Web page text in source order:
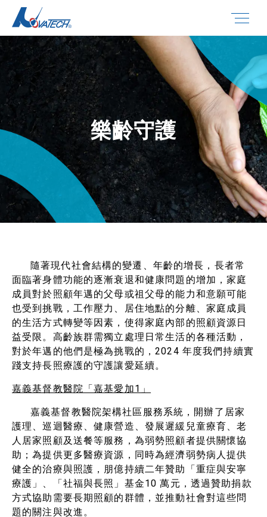
樂齡守護
隨著現代社會結構的變遷、年齡的增長，長者常
面臨著身體功能的逐漸衰退和健康問題的增加，家庭
成員對於照顧年邁的父母或祖父母的能力和意願可能
也受到挑戰，工作壓力、居住地點的分離、家庭成員
的生活方式轉變等因素，使得家庭內部的照顧資源日
益受限。高齡族群需獨立處理日常生活的各種活動，
對於年邁的他們是極為挑戰的，2024 年度我們持續實
踐支持長照療護的守護讓愛延續。
嘉義基督教醫院「嘉基愛加1」
嘉義基督教醫院架構社區服務系統，開辦了居家
護理、巡迴醫療、健康營造、發展遲緩兒童療育、老
人居家照顧及送餐等服務，為弱勢照顧者提供關懷協
助；為提供更多醫療資源，同時為經濟弱勢病人提供
健全的治療與照護，朋億持續二年贊助「重症與安寧
療護」、「社福與長照」基金10 萬元，透過贊助捐款
方式協助需要長期照顧的群體，並推動社會對這些問
題的關注與改進。